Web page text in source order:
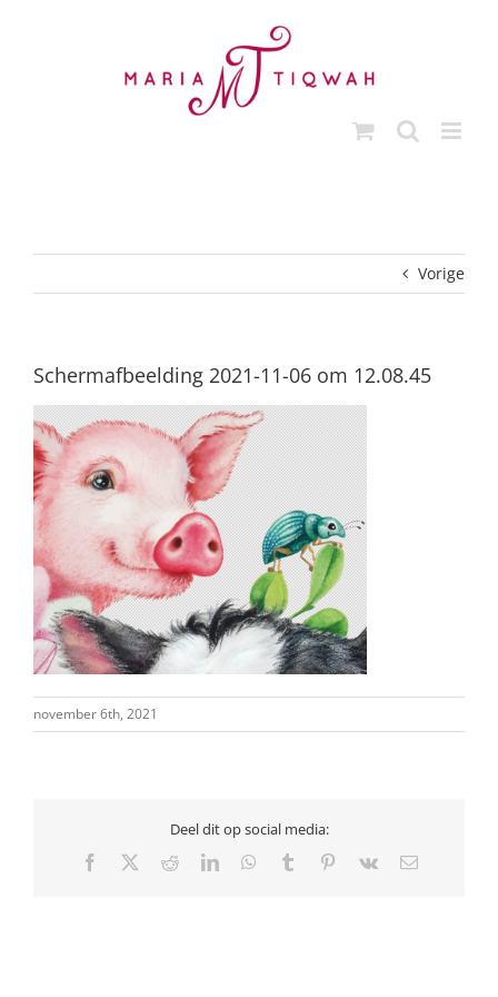
Vorige
Schermafbeelding 2021-11-06 om 12.08.45
november 6th, 2021
Deel dit op social media:
Facebook RedditLinkedInWhatsApp
Tumblr Pinterest
Vk
E-